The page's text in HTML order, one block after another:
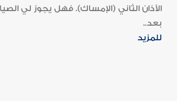
الأذان الثاني (الإمساك). فهل يجوز لي
بعد..
للمزيد